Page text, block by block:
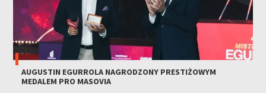
AUGUSTIN EGURROLA NAGRODZONY PRESTIŻOWYM
MEDALEM PRO MASOVIA